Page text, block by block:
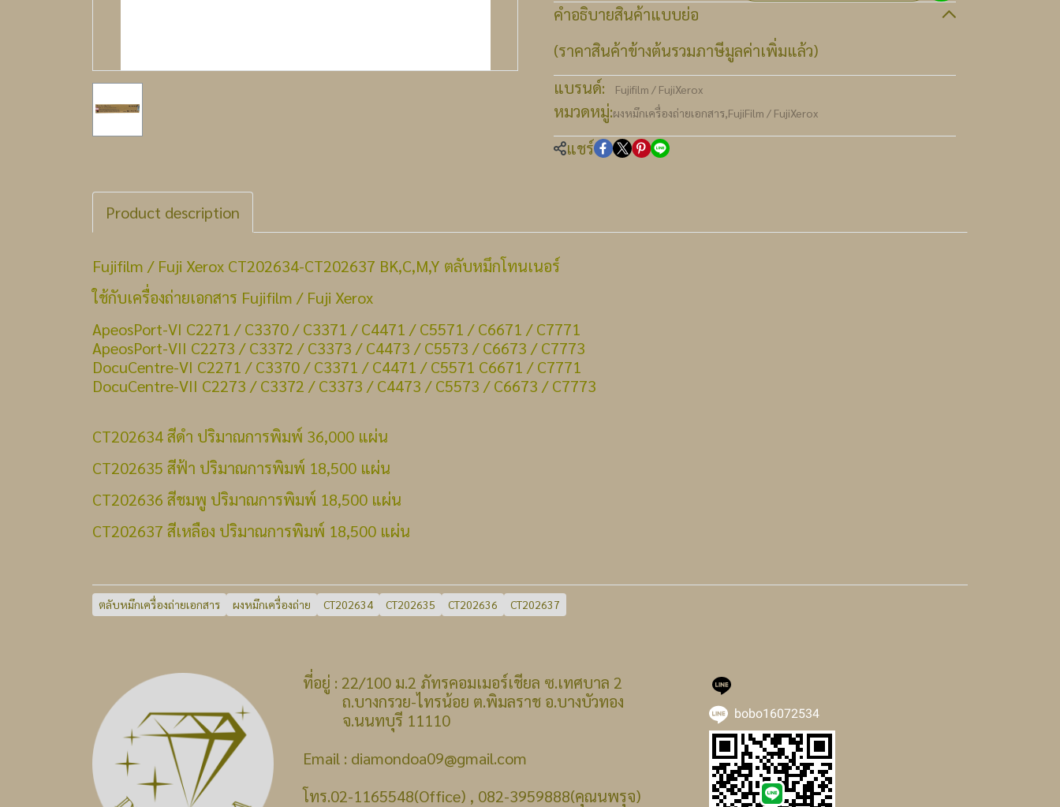
คำอธิบายสินค้าแบบย่อ
(ราคาสินค้าข้างต้นรวมภาษีมูลค่าเพิ่มแล้ว)
แบรนด์:
Fujifilm / FujiXerox
หมวดหมู่:ผงหมึกเครื่องถ่ายเอกสาร,FujiFilm / FujiXerox
แชร์
Product description
Fujifilm / Fuji Xerox CT202634-CT202637 BK,C,M,Y ตลับหมึกโทนเนอร์
ใช้กับเครื่องถ่ายเอกสาร Fujifilm / Fuji Xerox
ApeosPort-VI C2271 / C3370 / C3371 / C4471 / C5571 / C6671 / C7771
ApeosPort-VII C2273 / C3372 / C3373 / C4473 / C5573 / C6673 / C7773
DocuCentre-VI C2271 / C3370 / C3371 / C4471 / C5571 C6671 / C7771
DocuCentre-VII C2273 / C3372 / C3373 / C4473 / C5573 / C6673 / C7773
CT202634 สีดำ ปริมาณการพิมพ์ 36,000 แผ่น
CT202635 สีฟ้า ปริมาณการพิมพ์ 18,500 แผ่น
CT202636 สีชมพู ปริมาณการพิมพ์ 18,500 แผ่น
CT202637 สีเหลือง ปริมาณการพิมพ์ 18,500 แผ่น
ตลับหมึกเครื่องถ่ายเอกสาร ผงหมึกเครื่องถ่าย CT202634 CT202635 CT202636 CT202637
ที่อยู่ : 22/100 ม.2 ภัทรคอมเมอร์เชียล ซ.เทศบาล 2
ถ.บางกรวย-ไทรน้อย ต.พิมลราช อ.บางบัวทอง
จ.นนทบุรี 11110
Email : diamondoa09@gmail.com
โทร.02-1165548(Office) , 082-3959888(คุณนพรุจ)
bobo16072534